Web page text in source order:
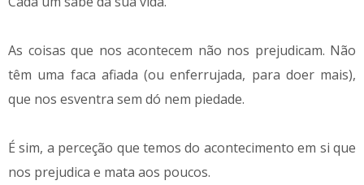
As coisas que nos acontecem não nos prejudicam. Não
têm uma faca afiada (ou enferrujada, para doer mais),
que nos esventra sem dó nem piedade.
É sim, a perceção que temos do acontecimento em si que
nos prejudica e mata aos poucos.